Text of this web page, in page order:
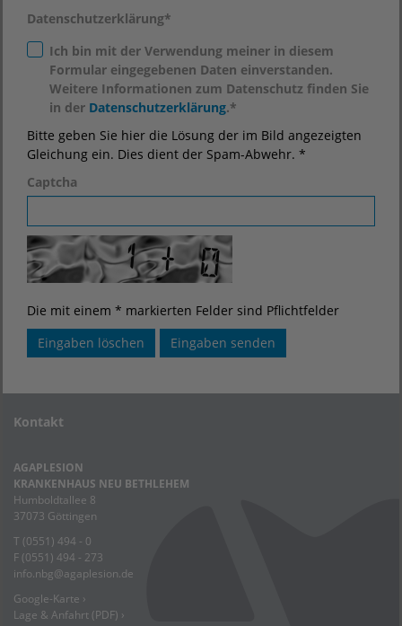
Datenschutzerklärung*
Ich bin mit der Verwendung meiner in diesem
Formular eingegebenen Daten einverstanden.
Weitere Informationen zum Datenschutz finden Sie
in der Datenschutzerklärung.*
Bitte geben Sie hier die Lösung der im Bild angezeigten
Gleichung ein. Dies dient der Spam-Abwehr. *
Captcha
Die mit einem * markierten Felder sind Pflichtfelder
Kontakt
AGAPLESION
KRANKENHAUS NEU BETHLEHEM
Humboldtallee 8
37073 Göttingen
T (0551) 494 - 0
F (0551) 494 - 273
info.nbg@agaplesion.de
Google-Karte ›
Lage & Anfahrt (PDF) ›